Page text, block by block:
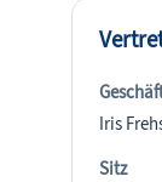
Iris
Sitz